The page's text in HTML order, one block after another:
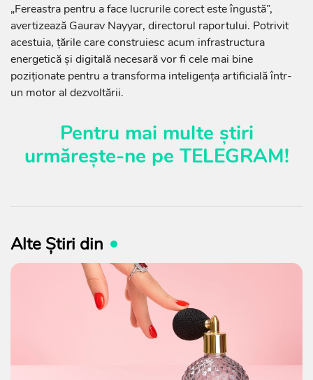
„Fereastra pentru a face lucrurile corect este îngustă”,
avertizează Gaurav Nayyar, directorul raportului. Potrivit
acestuia, țările care construiesc acum infrastructura
energetică și digitală necesară vor fi cele mai bine
poziționate pentru a transforma inteligența artificială într-
un motor al dezvoltării.
Pentru mai multe știri
urmărește-ne pe TELEGRAM!
Alte Știri din